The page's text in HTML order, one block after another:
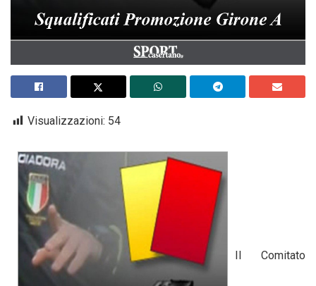
Visualizzazioni: 54
Il Comitato